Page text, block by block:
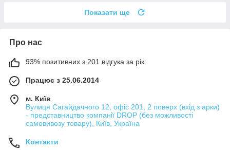
Показати ще
Про нас
93% позитивних з 201 відгука за рік
Працює з 25.06.2014
м. Київ
Вулиця Сагайдачного 12, офіс 201, 2 поверх (вхід з арки)
- представництво компанії DROP (без можливості
самовивозу товару), Київ, Україна
Контакти